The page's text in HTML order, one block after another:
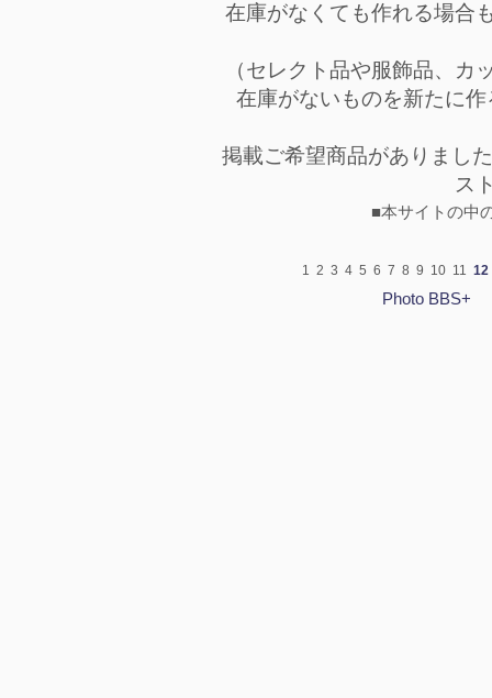
在庫がなくても作れる場合
（セレクト品や服飾品、
在庫がないものを新たに
掲載ご希望商品がありまし
ス
■本サイトの中
1 2 3 4 5 6 7 8 9 10 11 12
Photo BBS+